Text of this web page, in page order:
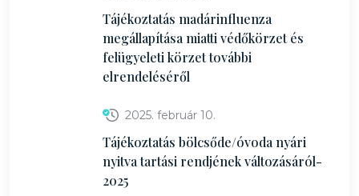
Tájékoztatás madárinfluenza
megállapítása miatti védőkörzet és
felügyeleti körzet további
elrendeléséről
2025. február 10.
Tájékoztatás bölcsőde/óvoda nyári
nyitva tartási rendjének változásáról-
2025